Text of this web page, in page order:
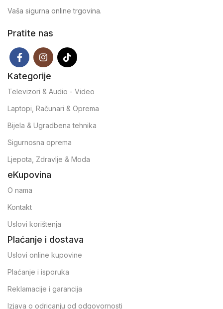
Vaša sigurna online trgovina.
Pratite nas
Kategorije
Televizori & Audio - Video
Laptopi, Računari & Oprema
Bijela & Ugradbena tehnika
Sigurnosna oprema
Ljepota, Zdravlje & Moda
eKupovina
O nama
Kontakt
Uslovi korištenja
Plaćanje i dostava
Uslovi online kupovine
Plaćanje i isporuka
Reklamacije i garancija
Izjava o odricanju od odgovornosti